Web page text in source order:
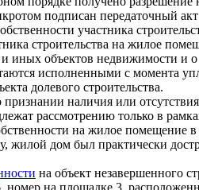
подписан передаточный
участника
строительства на жилое
иных объектов недвижимости и
исполненными с момента
долевого строительства.
наличия или
рассмотрению только в
на жилое помещение в
дом был практически
на объект незавершенного
на площадке 3,